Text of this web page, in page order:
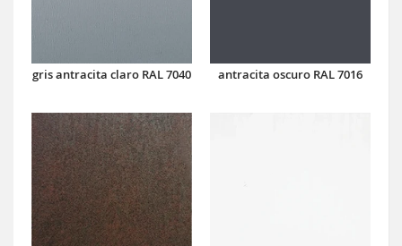
gris antracita claro RAL 7040 antracita oscuro RAL 7016